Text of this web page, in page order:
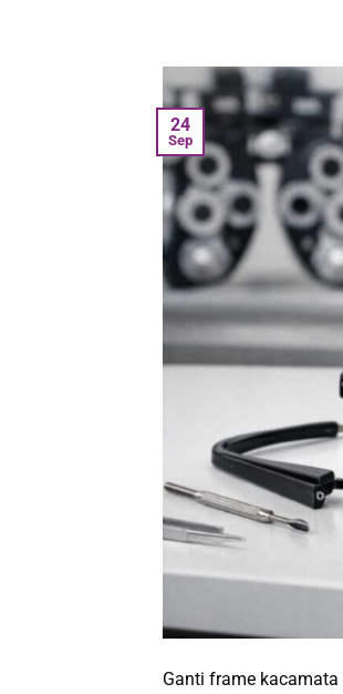
24
Sep
Ganti frame